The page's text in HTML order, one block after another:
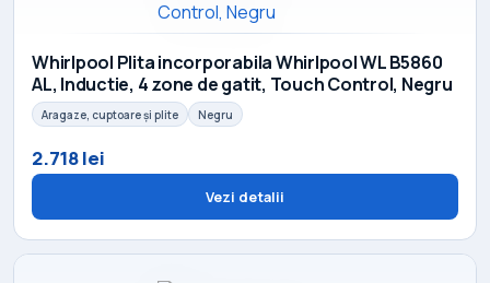
Whirlpool Plita incorporabila Whirlpool WL B5860
AL, Inductie, 4 zone de gatit, Touch Control, Negru
Aragaze, cuptoare și plite Negru
2.718 lei
Vezi detalii